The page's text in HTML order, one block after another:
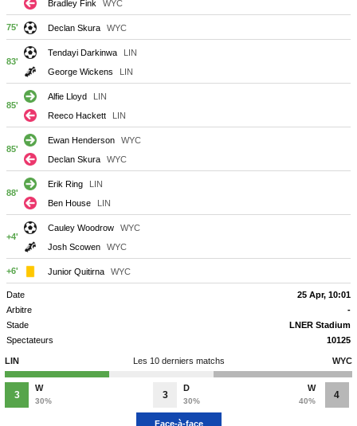
Bradley Fink
WYC
75' Declan Skura WYC
83'
Tendayi Darkinwa
LIN
George Wickens
LIN
85'
Alfie Lloyd
LIN
Reeco Hackett
LIN
85'
Ewan Henderson
WYC
Declan Skura
WYC
88'
Erik Ring
LIN
Ben House
LIN
+4'
Cauley Woodrow
WYC
Josh Scowen
WYC
+6' Junior Quitirna WYC
Date
25 Apr, 10:01
Arbitre
-
Stade
LNER Stadium
Spectateurs
10125
LIN Les 10 derniers matchs WYC
3
W
30%
3
D
30%
W
40%
4
Face-à-face